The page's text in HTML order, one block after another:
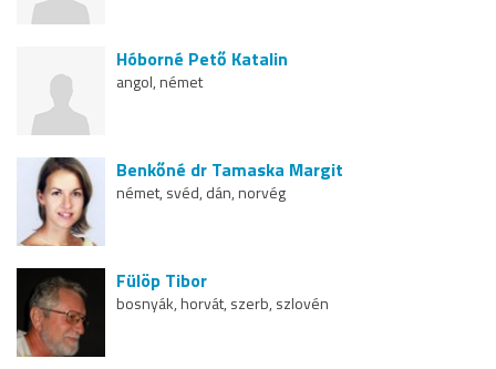
Hóborné Pető Katalin
angol, német
Benkőné dr Tamaska Margit
német, svéd, dán, norvég
Fülöp Tibor
bosnyák, horvát, szerb, szlovén